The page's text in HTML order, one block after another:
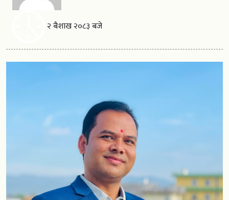
२ बैशाख २०८३ बजे